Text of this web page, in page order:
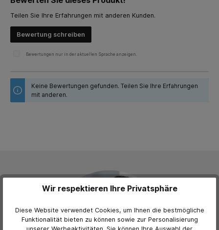
Teilen Sie Ihre Erfahrungen mit anderen Kunden.
Bewertung schreiben
Bewertungen nur in der aktuellen Sprache anzeigen.
Keine Bewertungen gefunden. Teilen Sie Ihre Erfahrungen
mit anderen.
Wir respektieren Ihre Privatsphäre
Diese Website verwendet Cookies, um Ihnen die bestmögliche
Funktionalität bieten zu können sowie zur Personalisierung